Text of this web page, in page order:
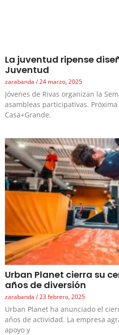
La juventud ripense
Juventud
zarabanda 24 marzo, 2025
Jóvenes de Rivas organizan la
asambleas participativas.
Casa+Grande.
Urban Planet cierra su
años de diversión
zarabanda 23 febrero, 2025
Urban Planet ha anunciado el
años de actividad. La empresa
apoyo y